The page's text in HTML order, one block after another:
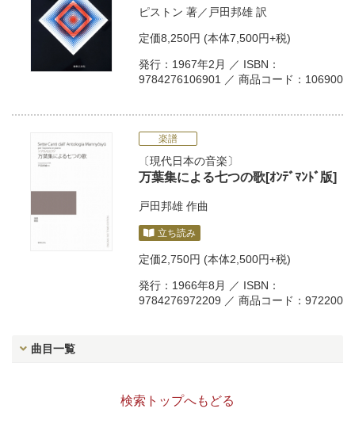
ピストン 著／ 戸田邦雄 訳
定価8,250円 (本体7,500円+税)
発行：1967年2月 ／ ISBN：
9784276106901 ／ 商品コード：106900
楽譜
現代日本の音楽
万葉集による七つの歌[ｵﾝﾃﾞﾏﾝﾄﾞ版]
戸田邦雄 作曲
立ち読み
定価2,750円 (本体2,500円+税)
発行：1966年8月 ／ ISBN：
9784276972209 ／ 商品コード：972200
曲目一覧
検索トップへもどる